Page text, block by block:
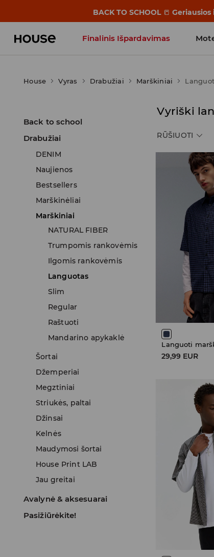
BACK TO SCHOOL 📒
Finalinis Išpardavimas
House Vyras Drabužiai Marškiniai
Back to school
Drabužiai
DENIM
Naujienos
Bestsellers
Marškinėliai
Marškiniai
NATURAL FIBER
Trumpomis rankovėmis
Ilgomis rankovėmis
Languotas
Slim
Regular
Raštuoti
Mandarino apykaklė
Šortai
Džemperiai
Megztiniai
Striukės, paltai
Džinsai
Kelnės
Maudymosi šortai
House Print LAB
Jau greitai
Avalynė & aksesuarai
Pasižiūrėkite!
Vyriški
RŪŠIUOTI
Languoti
29,99 EUR